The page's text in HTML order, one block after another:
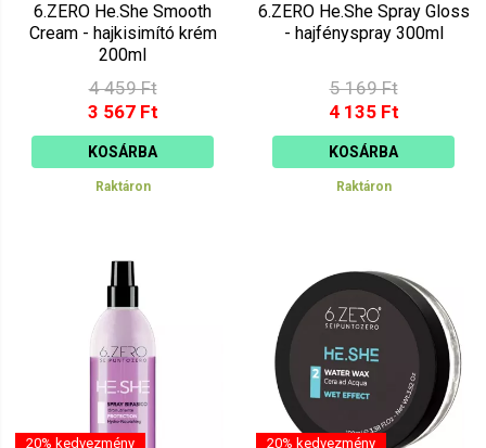
6.ZERO He.She Smooth
Cream - hajkisimító krém
200ml
4 459 Ft
3 567 Ft
KOSÁRBA
Raktáron
6.ZERO He.She Spray Gloss
- hajfényspray 300ml
5 169 Ft
4 135 Ft
KOSÁRBA
Raktáron
20% kedvezmény 20% kedvezmény